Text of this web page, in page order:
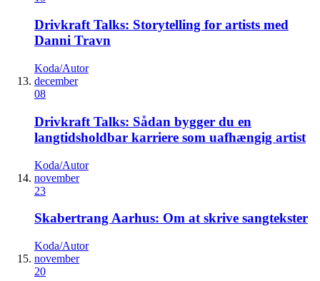
Drivkraft Talks: Storytelling for artists med
Danni Travn
Koda/Autor
december
08
Drivkraft Talks: Sådan bygger du en
langtidsholdbar karriere som uafhængig artist
Koda/Autor
november
23
Skabertrang Aarhus: Om at skrive sangtekster
Koda/Autor
november
20